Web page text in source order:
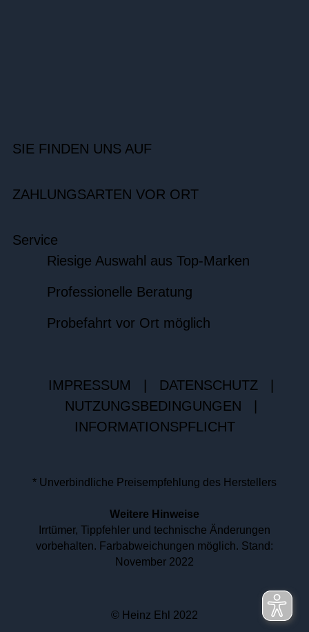
SIE FINDEN UNS AUF
ZAHLUNGSARTEN VOR ORT
Service
Riesige Auswahl aus Top-Marken
Professionelle Beratung
Probefahrt vor Ort möglich
IMPRESSUM DATENSCHUTZ
NUTZUNGSBEDINGUNGEN
INFORMATIONSPFLICHT
* Unverbindliche Preisempfehlung des Herstellers
Weitere Hinweise
Irrtümer, Tippfehler und technische Änderungen
vorbehalten. Farbabweichungen möglich. Stand:
November 2022
© Heinz Ehl 2022